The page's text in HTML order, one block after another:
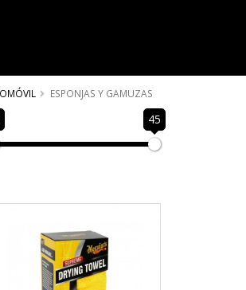
ESPONJAS Y GAMUZAS
45